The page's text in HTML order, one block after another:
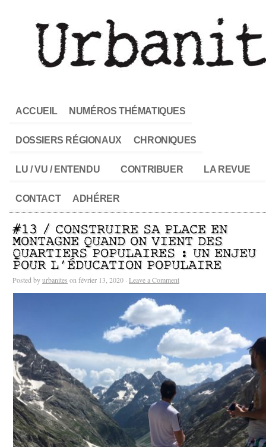
ACCUEIL NUMÉROS THÉMATIQUES
DOSSIERS RÉGIONAUX CHRONIQUES
LU / VU / ENTENDU CONTRIBUER LA REVUE
CONTACT ADHÉRER
#13 / CONSTRUIRE SA PLACE EN
MONTAGNE QUAND ON VIENT DES
QUARTIERS POPULAIRES : UN ENJEU
POUR L’ÉDUCATION POPULAIRE
Posted byurbanites on février 13, 2020 · Leave a Comment